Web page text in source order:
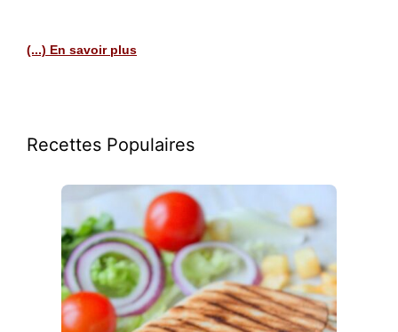
(...) En savoir plus
Recettes Populaires